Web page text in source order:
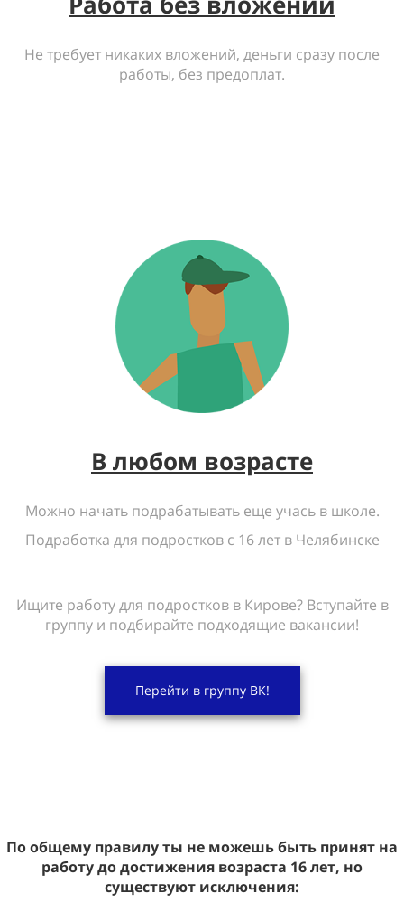
Не требует никаких вложений, деньги сразу после
работы, без предоплат.
В любом возрасте
Можно начать подрабатывать еще учась в школе.
Подработка для подростков с 16 лет в Челябинске
Ищите работу для подростков в Кирове? Вступайте в
группу и подбирайте подходящие вакансии!
Перейти в группу ВК!
По общему правилу ты не можешь быть принят на
работу до достижения возраста 16 лет, но
существуют исключения: